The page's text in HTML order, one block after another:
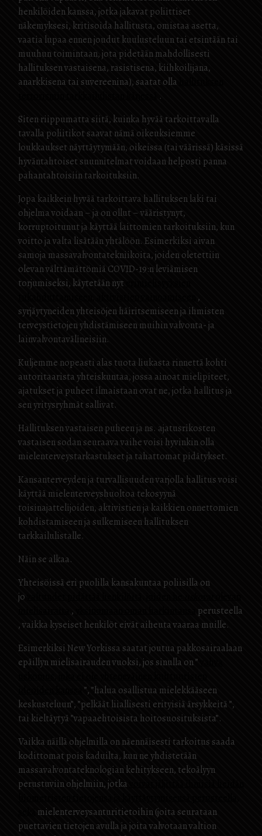
henkilöiden kanssa, jotka jakavat poliittiset
näkemyksesi, kritisoida hallitusta, omistaa asetta,
vaatia lupaa ennen joudut kuulusteluun tai etsintään tai
muuhun toimintaan, jota pidetään mahdollisesti
hallituksen vastaisena, rasistisena, kiihkoilijana,
anarkkisena tai suvereenina), saatat olla
.
Siten riippumatta siitä, kuinka hyvää tarkoittavalla
tavalla poliitikot saavat nämä oikeuksiemme
loukkaukset näyttäytymään, oikeissa (tai väärissä) käsissä
hyväntahtoiset suunnitelmat voidaan helposti panna
pahantahtoisiin tarkoituksiin.
Jopa kaikkein hyvää tarkoittava hallituksen laki tai
ohjelma voidaan – ja on ollut – vääristynyt,
korruptoitunut ja käyttää laittomien tarkoituksiin, kun
voitto ja valta lisätään yhtälöön. Esimerkiksi aivan
samoja massavalvontatekniikoita, joiden oletettiin
olevan välttämättömiä COVID-19:n leviämisen
torjumiseksi, käytetään nyt
,
syrjäytyneiden yhteisöjen häiritsemiseen ja ihmisten
terveystietojen yhdistämiseen muihin valvonta- ja
lainvalvontavälineisiin.
Kuljemme nopeasti alas tuota liukasta rinnettä kohti
autoritaarista yhteiskuntaa, jossa ainoat mielipiteet,
ajatukset ja puheet ilmaistaan ​​ovat ne, jotka hallitus ja
sen yritysryhmät sallivat.
Hallituksen vastaisen puheen ja ns. ajatusrikosten
vastaisen sodan seuraava vaihe voisi hyvinkin olla
mielenterveystarkastukset ja tahattomat pidätykset.
Kansanterveyden ja turvallisuuden varjolla hallitus voisi
käyttää mielenterveyshuoltoa tekosyynä
toisinajattelijoiden, aktivistien ja kaikkien onnettomien
kohdistamiseen ja sulkemiseen hallituksen
tarkkailulistalle.
Näin se alkaa.
Yhteisöissä eri puolilla kansakuntaa poliisilla on
jo
,
perusteella
, vaikka kyseiset henkilöt eivät aiheuta vaaraa muille.
Esimerkiksi New Yorkissa saatat joutua pakkosairaalaan
epäillyn mielisairauden vuoksi, jos sinulla on ”
”, ”halua osallistua mielekkääseen
keskusteluun”, ”pelkäät liiallisesti erityisiä ärsykkeitä ”,
tai kieltäytyä ”vapaaehtoisista hoitosuosituksista”.
Vaikka näillä ohjelmilla on näennäisesti tarkoitus saada
kodittomat pois kaduilta, kun ne yhdistetään
massavalvontateknologian kehitykseen, tekoälyyn
perustuviin ohjelmiin, jotka
mielenterveysanturitietoihin (joita seurataan
puettavien tietojen avulla ja joita valvotaan valtion